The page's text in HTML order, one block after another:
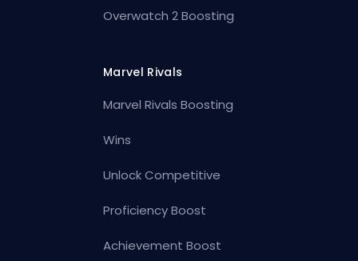
Overwatch 2 Boosting
Marvel Rivals
Marvel Rivals Boosting
Wins
Unlock Competitive
Proficiency Boost
Achievement Boost